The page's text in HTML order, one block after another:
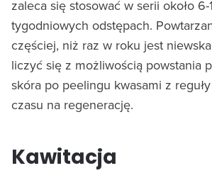
zaleca się stosować w serii około
tygodniowych odstępach.
częściej, niż raz w roku jest
liczyć się z możliwością powstania
skóra po peelingu kwasami z
czasu na regenerację.
Kawitacja